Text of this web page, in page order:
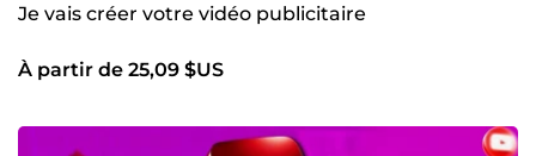
Je vais créer votre vidéo publicitaire
À partir de 25,09 $US